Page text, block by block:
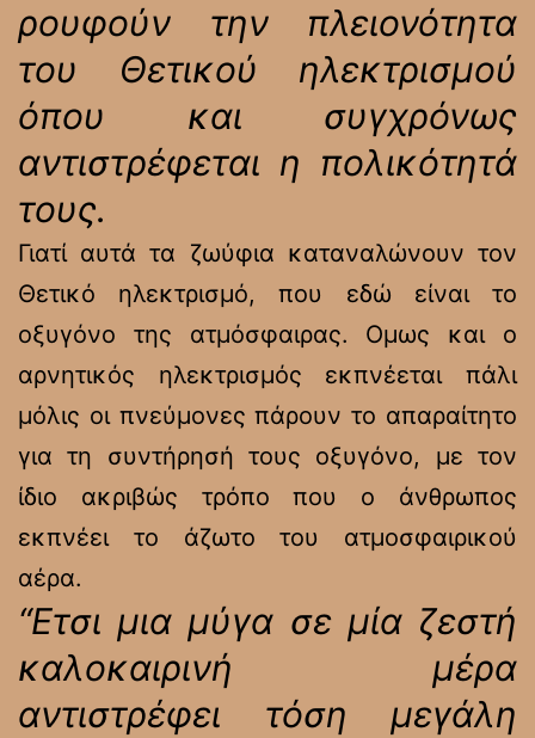
ρουφούν την πλειονότητα
του Θετικού ηλεκτρισμού
όπου και συγχρόνως
αντιστρέφεται η πολικότητά
τους.
Γιατί αυτά τα ζωύφια καταναλώνουν τον
Θετικό ηλεκτρισμό, που εδώ είναι το
οξυγόνο της ατμόσφαιρας. Ομως και ο
αρνητικός ηλεκτρισμός εκπνέεται πάλι
μόλις οι πνεύμονες πάρουν το απαραίτητο
για τη συντήρησή τους οξυγόνο, με τον
ίδιο ακριβώς τρόπο που ο άνθρωπος
εκπνέει το άζωτο του ατμοσφαιρικού
αέρα.
“Ετσι μια μύγα σε μία ζεστή
καλοκαιρινή μέρα
αντιστρέφει τόση μεγάλη